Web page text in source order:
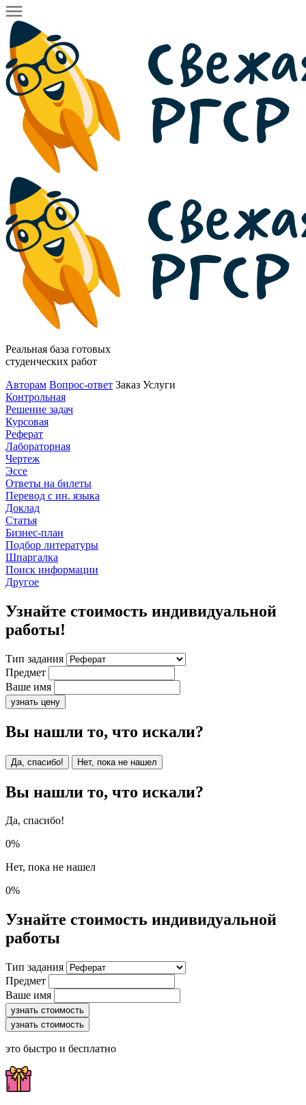
Реальная база готовых
студенческих работ
Авторам Вопрос-ответ Заказ Услуги
Контрольная
Решение задач
Курсовая
Реферат
Лабораторная
Чертеж
Эссе
Ответы на билеты
Перевод с ин. языка
Доклад
Статья
Бизнес-план
Подбор литературы
Шпаргалка
Поиск информации
Другое
Узнайте стоимость индивидуальной
работы!
Тип задания
Предмет
Ваше имя
узнать цену
Вы нашли то, что искали?
Да, спасибо! Нет, пока не нашел
Вы нашли то, что искали?
Да, спасибо!
0%
Нет, пока не нашел
0%
Узнайте стоимость индивидуальной
работы
Тип задания
Предмет
Ваше имя
узнать стоимость
узнать стоимость
это быстро и бесплатно